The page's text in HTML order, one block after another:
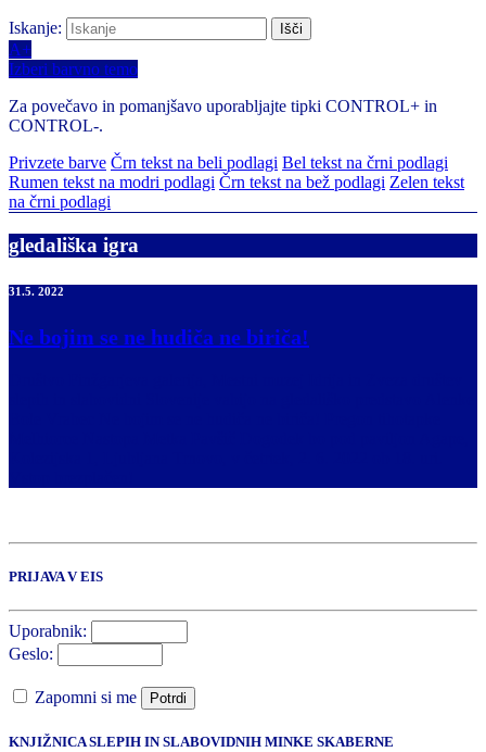
Iskanje:
A+
Izberi barvno temo
Za povečavo in pomanjšavo uporabljajte tipki CONTROL+ in
CONTROL-.
Privzete barve Črn tekst na beli podlagi Bel tekst na črni podlagi
Rumen tekst na modri podlagi Črn tekst na bež podlagi Zelen tekst
na črni podlagi
gledališka igra
31.5. 2022
Ne bojim se ne hudiča ne biriča!
PRIJAVA V EIS
Uporabnik:
Geslo:
Zapomni si me Potrdi
KNJIŽNICA SLEPIH IN SLABOVIDNIH MINKE SKABERNE